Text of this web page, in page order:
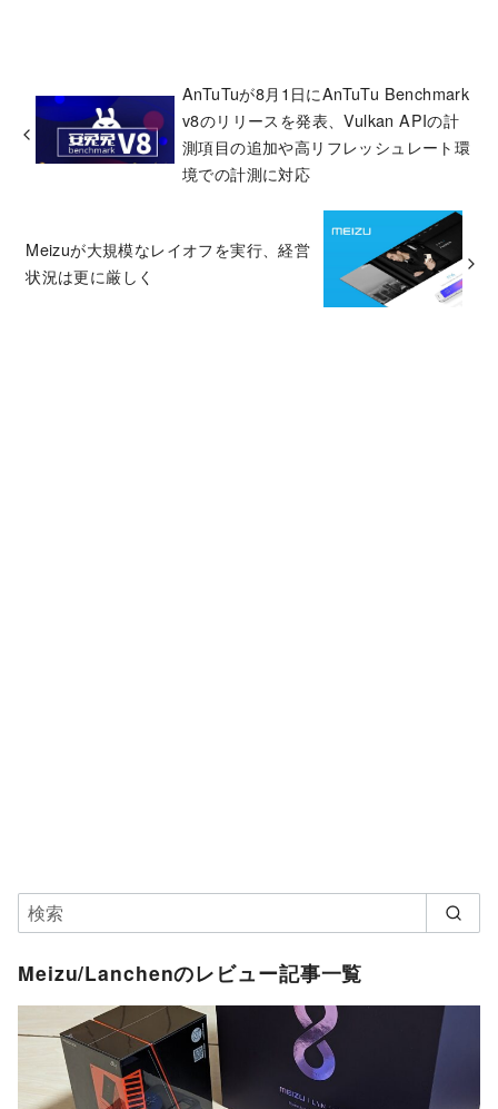
AnTuTuが8月1日にAnTuTu Benchmark
v8のリリースを発表、Vulkan APIの計
測項目の追加や高リフレッシュレート環
境での計測に対応
Meizuが大規模なレイオフを実行、経営
状況は更に厳しく
Meizu/Lanchenのレビュー記事一覧